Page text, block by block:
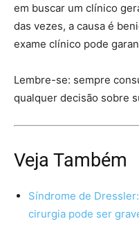
em buscar um clínico
das vezes, a causa é
exame clínico pode
Lembre-se: sempre
qualquer decisão sobre
Veja Também
Síndrome de
cirurgia pode ser